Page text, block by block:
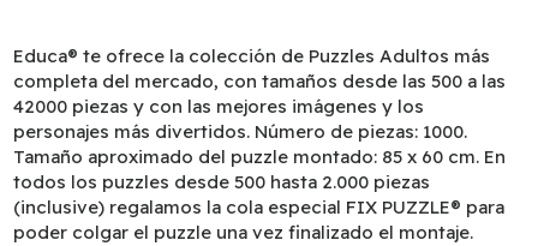
Educa® te ofrece la colección de Puzzles Adultos más
completa del mercado, con tamaños desde las 500 a las
42000 piezas y con las mejores imágenes y los
personajes más divertidos. Número de piezas: 1000.
Tamaño aproximado del puzzle montado: 85 x 60 cm. En
todos los puzzles desde 500 hasta 2.000 piezas
(inclusive) regalamos la cola especial FIX PUZZLE® para
poder colgar el puzzle una vez finalizado el montaje.